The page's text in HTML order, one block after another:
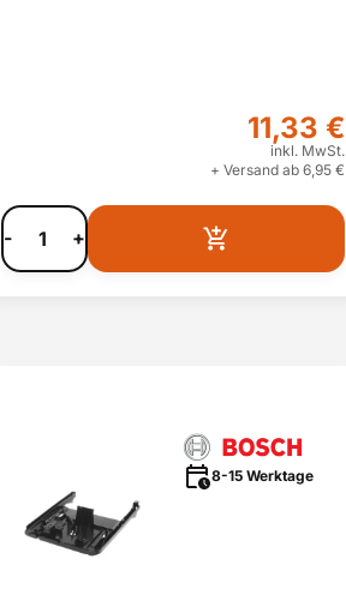
11,33 €
inkl. MwSt.
+ Versand ab 6,95 €
- +
8-15 Werktage